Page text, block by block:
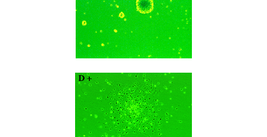
目標とする教員の適正な年齢構成
キャンパスマスタープラン2016
国立大学法人ガバナンス・コード報告書
役員会議事概要について
by Eligible Students (*Autumn admission)
令和５年度（２０２３年度）東京医科歯科大学
「卓越大学院生制度（Ⅱ）」対象学生（秋入学
対象）の募集について
令和３年度（２０２１年度）東京医科歯科大学
「卓越大学院生制度（Ⅰ）」採用決定通知書授
与式を行いました。
その他 就職関連情報（推薦書等）
2017年 （PDF：75.1MB）
2016年 （PDF：73.0MB）
2015年 （PDF：83.3MB）
2014年 （PDF：21.4MB）
2017年 （PDF：7.2MB）
2015年 （PDF：2.3MB）
教学IR関連公開情報トップ
卒業生進路アンケート
卒後3年大学評価アンケート
卒業時大学評価アンケート
生命倫理研究センター
疾患バイオリソースセンター
再生医療研究センター（微生物安全性グルー
脳統合機能研究センター
核酸・ペプチド創薬治療研究センター
低侵襲医療センター（旧：低侵襲医歯学研究セ
図書館部門トップ
デジタル変革推進事務室
湯島学生支援センタートップ
学生相談支援室
ダイバーシティ・インクルージョン室